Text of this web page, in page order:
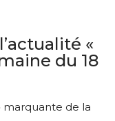
«
du 18
marquante de la